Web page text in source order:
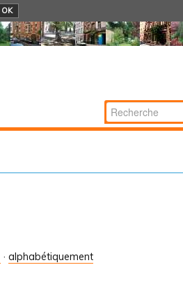
OK
Chercher par
Recherche
· alphabétiquement